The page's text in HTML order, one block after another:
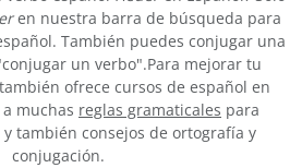
en nuestra barra de búsqueda para
También puedes conjugar una
un verbo".Para mejorar tu
ofrece cursos de español en
muchas reglas gramaticales para
también consejos de ortografía y
conjugación.